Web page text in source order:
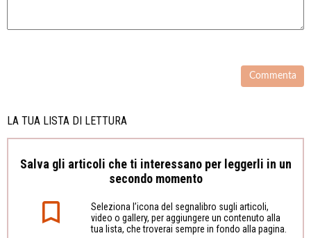
LA TUA LISTA DI LETTURA
Salva gli articoli che ti interessano per leggerli in un
secondo momento
Seleziona l’icona del segnalibro sugli articoli,
video o gallery, per aggiungere un contenuto alla
tua lista, che troverai sempre in fondo alla pagina.